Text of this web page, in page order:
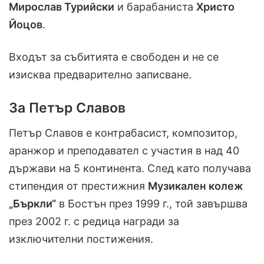
Мирослав Турийски и барабаниста Христо
Йоцов.
Входът за събитията е свободен и не се
изисква предварително записване.
За Петър Славов
Петър Славов е контрабасист, композитор,
аранжор и преподавател с участия в над 40
държави на 5 континента. След като получава
стипендия от престижния Музикален колеж
„Бъркли“ в Бостън през 1999 г., той завършва
през 2002 г. с редица награди за
изключителни постижения.